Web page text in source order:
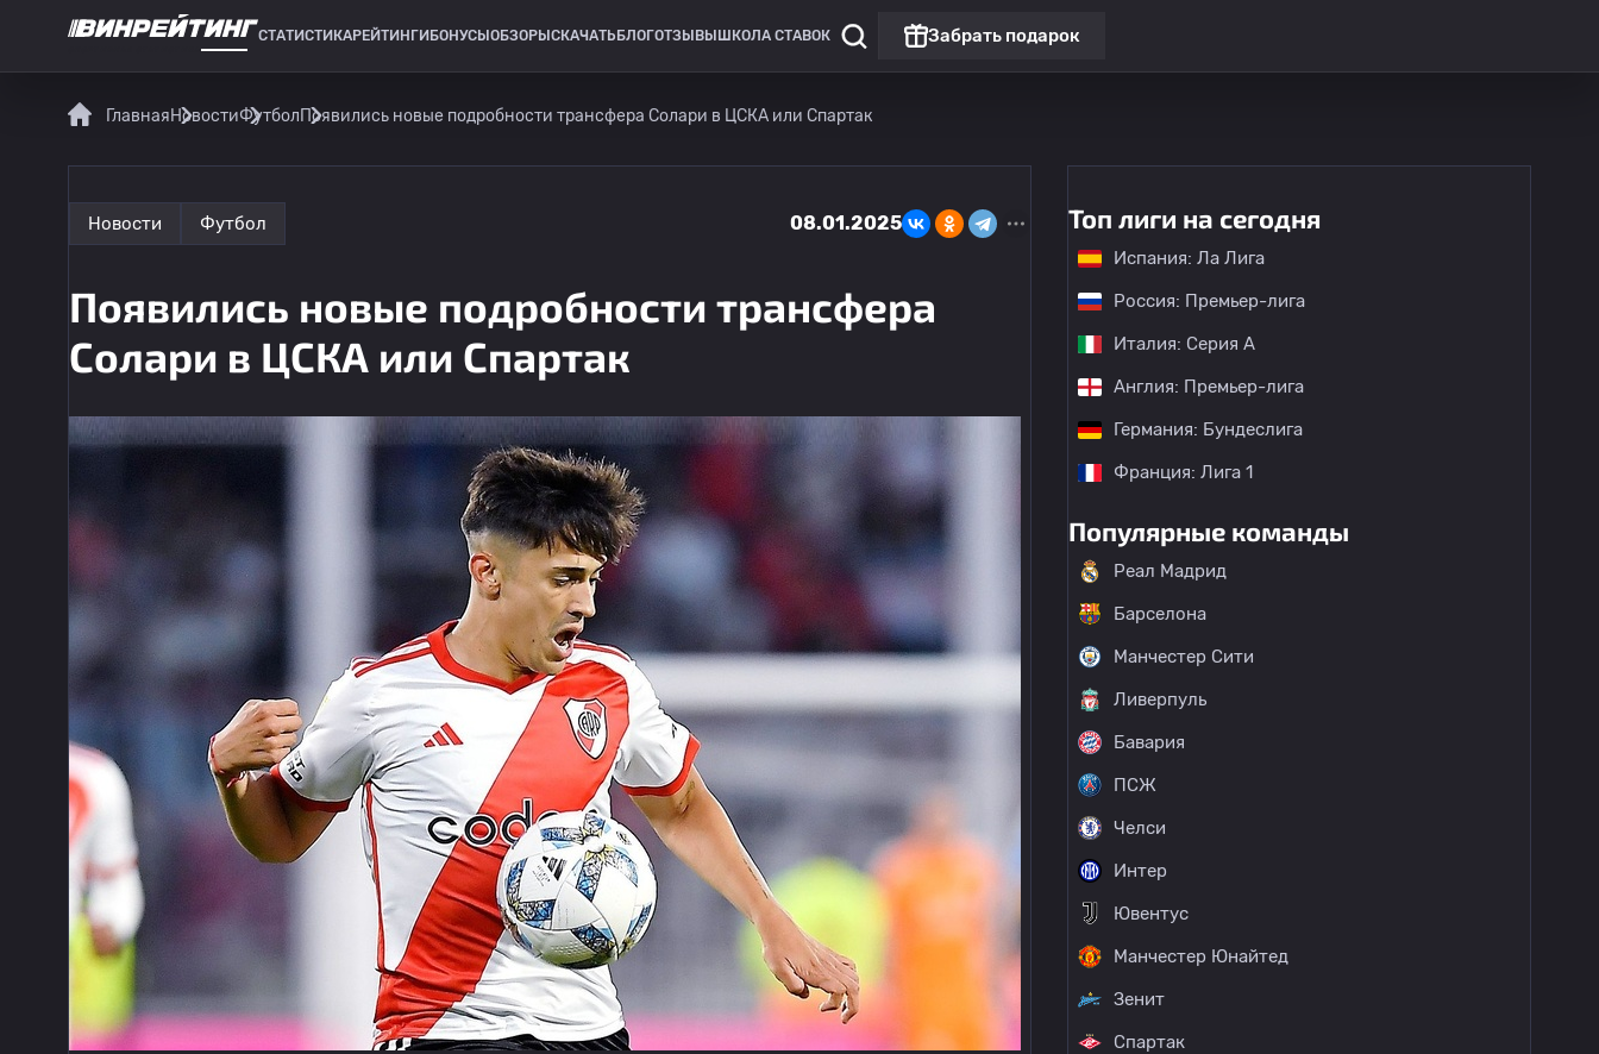
СТАТИСТИКАРЕЙТИНГИ БОНУСЫ ОБЗОРЫ СКАЧАТЬ БЛОГОТЗЫВЫ ШКОЛА СТАВОК Забрать подарок
ГлавнаяНовостиФутболПоявились новые подробности трансфера Солари в ЦСКА или Спартак
Новости Футбол 08.01.2025
Появились новые подробности трансфера
Солари в ЦСКА или Спартак
Топ лиги на сегодня
Испания: Ла Лига
Россия: Премьер-лига
Италия: Серия А
Англия: Премьер-лига
Германия: Бундеслига
Франция: Лига 1
Популярные команды
Реал Мадрид
Барселона
Манчестер Сити
Ливерпуль
Бавария
ПСЖ
Челси
Интер
Ювентус
Манчестер Юнайтед
Зенит
Спартак